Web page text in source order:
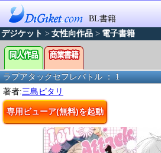
BL書籍
デジケット > 女性向作品 > 電子書籍
ラブアタックセフレバトル ： 1
著者:三島ピタリ
専用ビューア(無料)を起動